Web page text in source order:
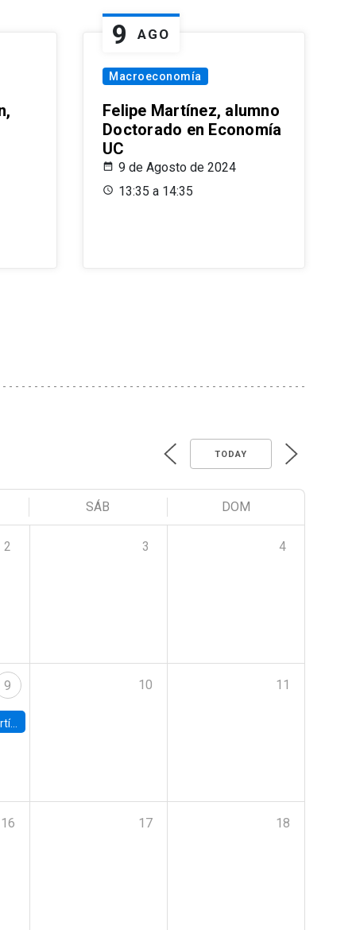
9 AGO
Macroeconomía
Felipe Martínez, alumno
Doctorado en Economía
UC
9 de Agosto de 2024
13:35 a 14:35
TODAY
SÁB DOM
2 3 4
9
UC
10 11
16 17 18